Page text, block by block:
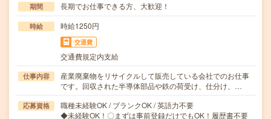
期間 長期でお仕事できる方、大歓迎！
時給 時給1250円
交通費
交通費規定内支給
仕事内容
産業廃棄物をリサイクルして販売している会社でのお仕事
です。回収された半導体部品や鉄の荷受け、仕分け、…
応募資格
職種未経験OK / ブランクOK / 英語力不要
◆未経験OK！〇まずは事前登録だけでもOK！履歴書不要